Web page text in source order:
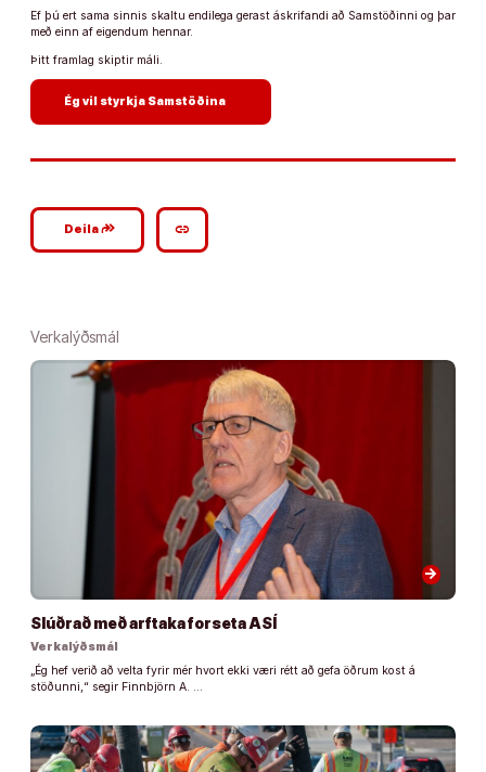
Ef þú ert sama sinnis skaltu endilega gerast áskrifandi að Samstöðinni og þar
með einn af eigendum hennar.
Þitt framlag skiptir máli.
Ég vil styrkja Samstöðina
Deilagoogle_plus_reshare link
Verkalýðsmál
arrow_forward
Slúðrað með arftaka forseta ASÍ
Verkalýðsmál
„Ég hef verið að velta fyrir mér hvort ekki væri rétt að gefa öðrum kost á
stöðunni,“ segir Finnbjörn A. …